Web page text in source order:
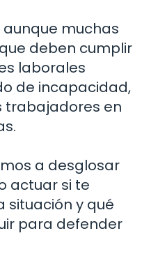
aunque muchas
deben cumplir
laborales
de incapacidad,
trabajadores en
a desglosar
actuar si te
situación y qué
para defender